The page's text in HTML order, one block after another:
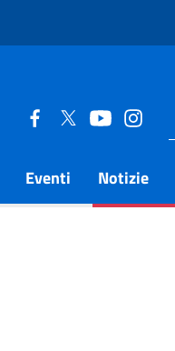
Eventi Notizie